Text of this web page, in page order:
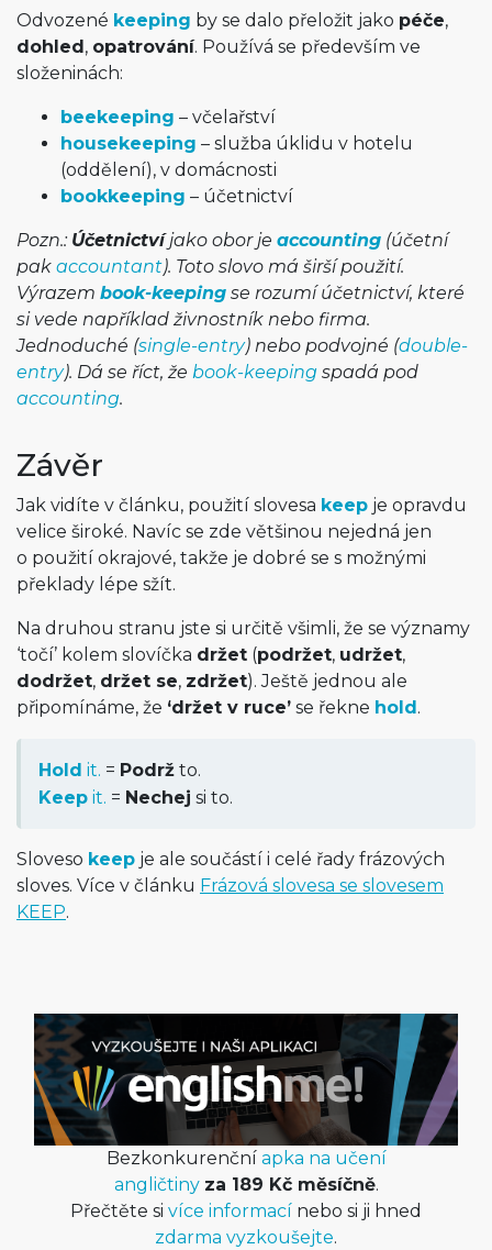
Odvozené keeping by se dalo přeložit jako péče,
dohled, opatrování. Používá se především ve
složeninách:
beekeeping – včelařství
housekeeping – služba úklidu v hotelu
(oddělení), v domácnosti
bookkeeping – účetnictví
Pozn.: Účetnictvíjako obor je accounting (účetní
pak accountant). Toto slovo má širší použití.
Výrazem book-keeping se rozumí účetnictví, které
si vede například živnostník nebo firma.
Jednoduché (single-entry) nebo podvojné (double-
entry). Dá se říct, že book-keeping spadá pod
accounting.
Závěr
Jak vidíte v článku, použití slovesa keep je opravdu
velice široké. Navíc se zde většinou nejedná jen
o použití okrajové, takže je dobré se s možnými
překlady lépe sžít.
Na druhou stranu jste si určitě všimli, že se významy
‘točí’ kolem slovíčka držet (podržet, udržet,
dodržet, držet se, zdržet). Ještě jednou ale
připomínáme, že ‘držet v ruce’ se řekne hold.
Hold it. = Podrž to.
Keep it. = Nechej si to.
Sloveso keep je ale součástí i celé řady frázových
sloves. Více v článku Frázová slovesa se slovesem
KEEP.
Bezkonkurenční apka na učení
angličtiny za 189 Kč měsíčně.
Přečtěte si více informací nebo si ji hned
zdarma vyzkoušejte.